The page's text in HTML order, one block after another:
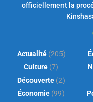
officiellement la
Actualité(205)
Culture (7)
Découverte (2)
Économie (99)